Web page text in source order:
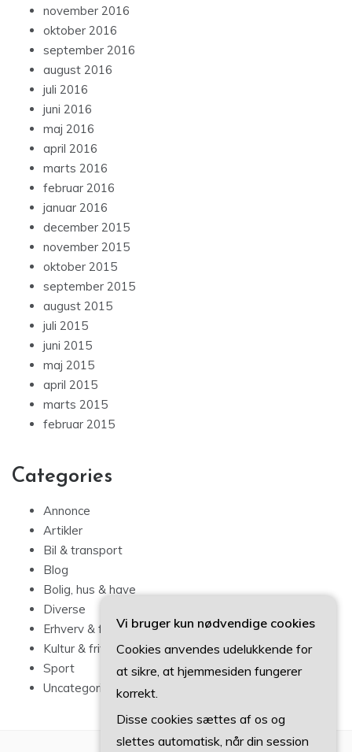
november 2016
oktober 2016
september 2016
august 2016
juli 2016
juni 2016
maj 2016
april 2016
marts 2016
februar 2016
januar 2016
december 2015
november 2015
oktober 2015
september 2015
august 2015
juli 2015
juni 2015
maj 2015
april 2015
marts 2015
februar 2015
Categories
Annonce
Artikler
Bil & transport
Blog
Bolig, hus & have
Diverse
Erhverv & forbrug
Kultur & fritid
Sport
Uncategorized
Vi bruger kun nødvendige cookies
Cookies anvendes udelukkende for
at sikre, at hjemmesiden fungerer
korrekt.
Disse cookies sættes af os og
slettes automatisk, når din session